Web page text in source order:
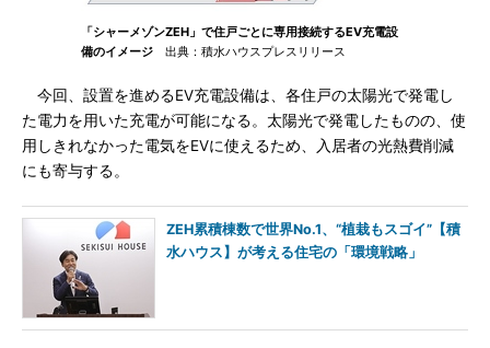
「シャーメゾンZEH」で住戸ごとに専用接続するEV充電設
備のイメージ 出典：積水ハウスプレスリリース
今回、設置を進めるEV充電設備は、各住戸の太陽光で発電し
た電力を用いた充電が可能になる。太陽光で発電したものの、使
用しきれなかった電気をEVに使えるため、入居者の光熱費削減
にも寄与する。
ZEH累積棟数で世界No.1、“植栽もスゴイ”【積
水ハウス】が考える住宅の「環境戦略」